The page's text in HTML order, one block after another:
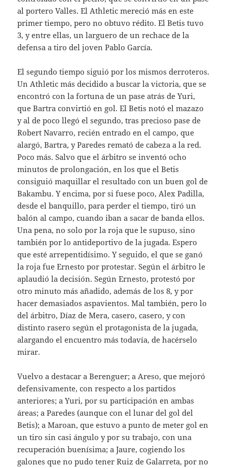
al portero Valles. El Athletic mereció más en este
primer tiempo, pero no obtuvo rédito. El Betis tuvo
3, y entre ellas, un larguero de un rechace de la
defensa a tiro del joven Pablo García.
El segundo tiempo siguió por los mismos derroteros.
Un Athletic más decidido a buscar la victoria, que se
encontró con la fortuna de un pase atrás de Yuri,
que Bartra convirtió en gol. El Betis notó el mazazo
y al de poco llegó el segundo, tras precioso pase de
Robert Navarro, recién entrado en el campo, que
alargó, Bartra, y Paredes remató de cabeza a la red.
Poco más. Salvo que el árbitro se inventó ocho
minutos de prolongación, en los que el Betis
consiguió maquillar el resultado con un buen gol de
Bakambu. Y encima, por si fuese poco, Alex Padilla,
desde el banquillo, para perder el tiempo, tiró un
balón al campo, cuando iban a sacar de banda ellos.
Una pena, no solo por la roja que le supuso, sino
también por lo antideportivo de la jugada. Espero
que esté arrepentidísimo. Y seguido, el que se ganó
la roja fue Ernesto por protestar. Según el árbitro le
aplaudió la decisión. Según Ernesto, protestó por
otro minuto más añadido, además de los 8, y por
hacer demasiados aspavientos. Mal también, pero lo
del árbitro, Díaz de Mera, casero, casero, y con
distinto rasero según el protagonista de la jugada,
alargando el encuentro más todavía, de hacérselo
mirar.
Vuelvo a destacar a Berenguer; a Areso, que mejoró
defensivamente, con respecto a los partidos
anteriores; a Yuri, por su participación en ambas
áreas; a Paredes (aunque con el lunar del gol del
Betis); a Maroan, que estuvo a punto de meter gol en
un tiro sin casi ángulo y por su trabajo, con una
recuperación buenísima; a Jaure, cogiendo los
galones que no pudo tener Ruiz de Galarreta, por no